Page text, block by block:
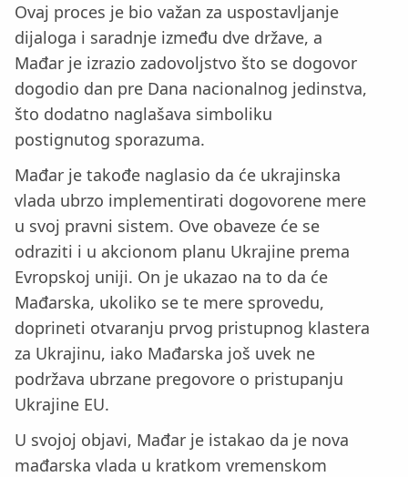
Ovaj proces je bio važan za uspostavljanje
dijaloga i saradnje između dve države, a
Mađar je izrazio zadovoljstvo što se dogovor
dogodio dan pre Dana nacionalnog jedinstva,
što dodatno naglašava simboliku
postignutog sporazuma.
Mađar je takođe naglasio da će ukrajinska
vlada ubrzo implementirati dogovorene mere
u svoj pravni sistem. Ove obaveze će se
odraziti i u akcionom planu Ukrajine prema
Evropskoj uniji. On je ukazao na to da će
Mađarska, ukoliko se te mere sprovedu,
doprineti otvaranju prvog pristupnog klastera
za Ukrajinu, iako Mađarska još uvek ne
podržava ubrzane pregovore o pristupanju
Ukrajine EU.
U svojoj objavi, Mađar je istakao da je nova
mađarska vlada u kratkom vremenskom